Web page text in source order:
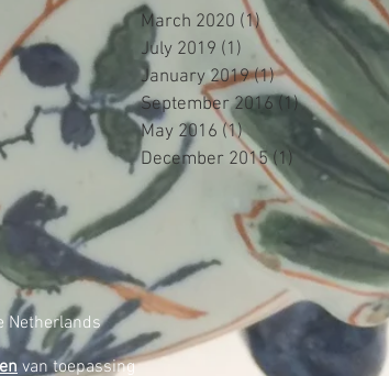
March 2020 (1)1 post
July 2019 (1) 1 post
January 2019 (1)1 post
September 2016 (1)1 post
May 2016 (1)1 post
December 2015 (1)
Netherlands
van toepassing